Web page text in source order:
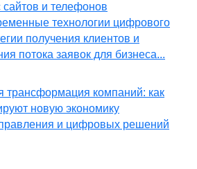
и телефонов
технологии цифрового
получения клиентов и
потока заявок для бизнеса...
трансформация компаний: как
новую экономику
и цифровых решений